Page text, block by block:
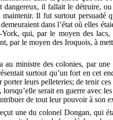
dangereux, il fallait le détruire,
Il fut surtout persuadé
dans l’état où elles
qui, par le moyen des lacs,
par le moyen des Iroquois, à
ministre des colonies, par
surtout qu’un fort en cet
leurs pelleteries; de tenir
serait en guerre avec
de tout leur pouvoir à son
une du colonel Dongan, qui